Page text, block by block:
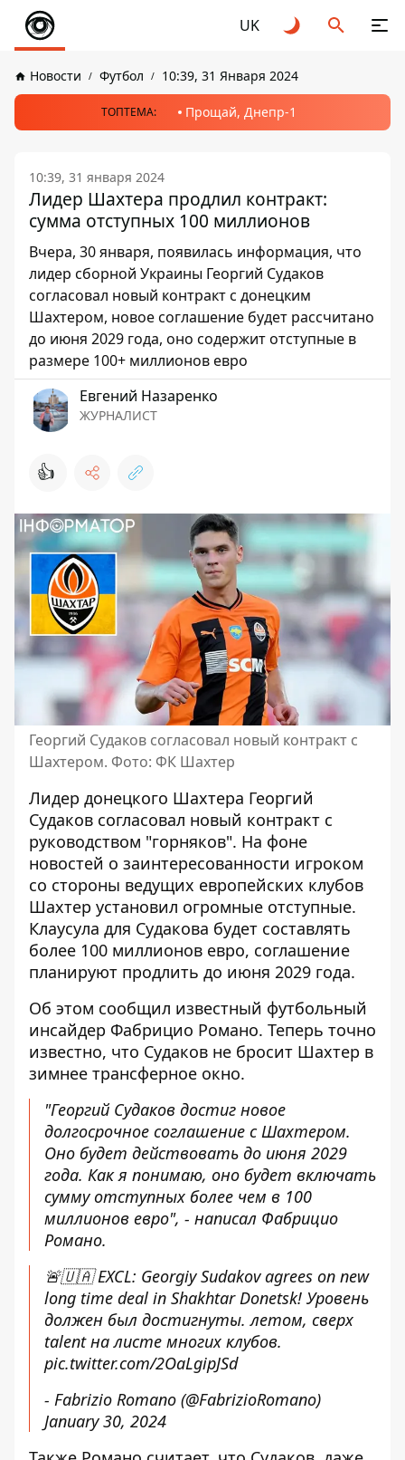
UK
Новости Футбол 10:39, 31 Января 2024
ТОПТЕМА: Прощай, Днепр-1
10:39, 31 января 2024
Лидер Шахтера продлил контракт:
сумма отступных 100 миллионов
Вчера, 30 января, появилась информация, что
лидер сборной Украины Георгий Судаков
согласовал новый контракт с донецким
Шахтером, новое соглашение будет рассчитано
до июня 2029 года, оно содержит отступные в
размере 100+ миллионов евро
Евгений Назаренко
ЖУРНАЛИСТ
👍
Георгий Судаков согласовал новый контракт с
Шахтером. Фото: ФК Шахтер
Лидер донецкого Шахтера Георгий
Судаков согласовал новый контракт с
руководством "горняков". На фоне
новостей о заинтересованности игроком
со стороны ведущих европейских клубов
Шахтер установил огромные отступные.
Клаусула для Судакова будет составлять
более 100 миллионов евро, соглашение
планируют продлить до июня 2029 года.
Об этом сообщил известный футбольный
инсайдер Фабрицио Романо. Теперь точно
известно, что Судаков не бросит Шахтер в
зимнее трансферное окно.
"Георгий Судаков достиг новое
долгосрочное соглашение с Шахтером.
Оно будет действовать до июня 2029
года. Как я понимаю, оно будет включать
сумму отступных более чем в 100
миллионов евро", - написал Фабрицио
Романо.
🚨🇺🇦 EXCL: Georgiy Sudakov agrees on new
long time deal in Shakhtar Donetsk! Уровень
должен был достигнуты. летом, сверх
talent на листе многих клубов.
pic.twitter.com/2OaLgipJSd
- Fabrizio Romano (@FabrizioRomano)
January 30, 2024